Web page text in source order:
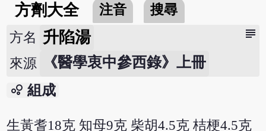
方劑大全 注音 搜尋
subject
方名 升陷湯
來源 《醫學衷中參西錄》上冊
bubble_chart 組成
生黃耆18克 知母9克 柴胡4.5克 桔梗4.5克